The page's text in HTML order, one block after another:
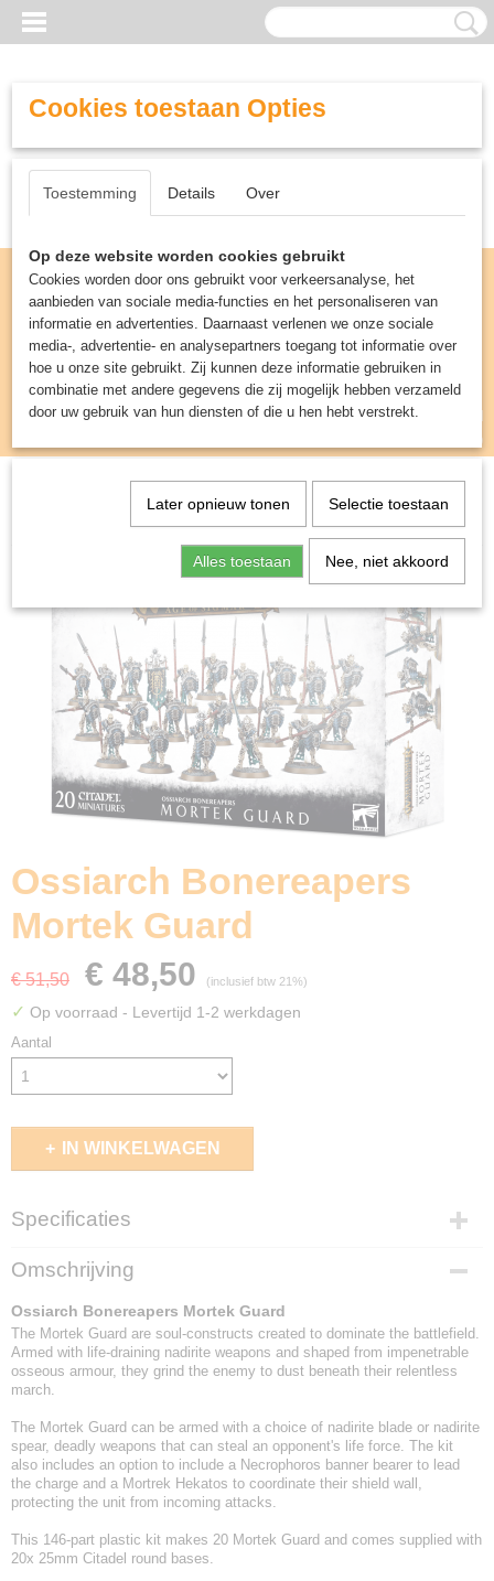
Inloggen Registreren
UW WINKELWAGEN
(0)
Miniature Gaming>Age of Sigmar>Ossiarch
>Ossiarch Bonereapers Mortek Guard
Ossiarch Bonereapers
Mortek Guard
€ 51,50 € 48,50 (inclusief btw 21%)
✓ Op voorraad - Levertijd 1-2 werkdagen
Aantal
IN WINKELWAGEN
Specificaties
EAN code
5011921126309
Omschrijving
Ossiarch Bonereapers Mortek Guard
The Mortek Guard are soul-constructs created to dominate the battlefield.
Armed with life-draining nadirite weapons and shaped from impenetrable
osseous armour, they grind the enemy to dust beneath their relentless
march.
The Mortek Guard can be armed with a choice of nadirite blade or nadirite
spear, deadly weapons that can steal an opponent's life force. The kit
also includes an option to include a Necrophoros banner bearer to lead
the charge and a Mortrek Hekatos to coordinate their shield wall,
protecting the unit from incoming attacks.
This 146-part plastic kit makes 20 Mortek Guard and comes supplied with
20x 25mm Citadel round bases.
Cookies toestaan Opties
Toestemming Details Over
Op deze website worden cookies gebruikt
Cookies worden door ons gebruikt voor verkeersanalyse, het
aanbieden van sociale media-functies en het personaliseren van
informatie en advertenties. Daarnaast verlenen we onze sociale
media-, advertentie- en analysepartners toegang tot informatie over
hoe u onze site gebruikt. Zij kunnen deze informatie gebruiken in
combinatie met andere gegevens die zij mogelijk hebben verzameld
door uw gebruik van hun diensten of die u hen hebt verstrekt.
Later opnieuw tonen Selectie toestaan
Alles toestaan Nee, niet akkoord